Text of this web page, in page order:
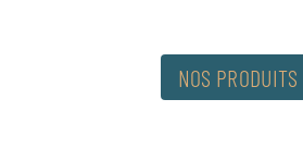
NOS PRODUITS